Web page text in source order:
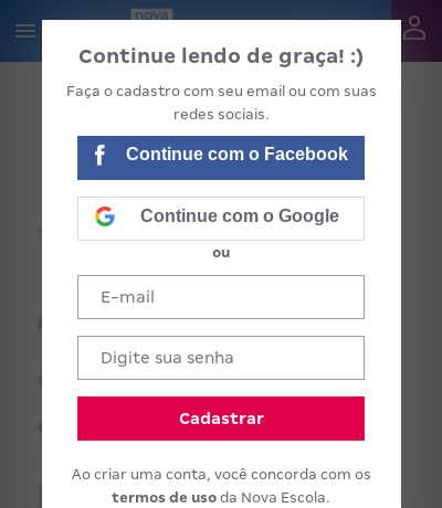
Continue lendo de graça! :)
Faça o cadastro com seu email ou com suas
redes sociais.
Continue com o Facebook
Continue com o Google
ou
Cadastrar
Ao criar uma conta, você concorda com os
termos de uso da Nova Escola.
Arrume tudo
antes de
fechar a escola
para as férias